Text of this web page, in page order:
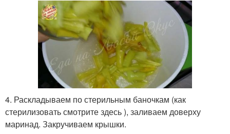
4. Раскладываем по стерильным баночкам (как
стерилизовать смотрите здесь ), заливаем доверху
маринад. Закручиваем крышки.